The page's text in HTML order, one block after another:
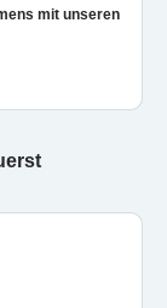
mit unseren